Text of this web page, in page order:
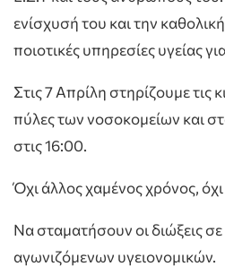
ενίσχυσή του και την
ποιοτικές υπηρεσίες υγείας
Στις 7 Απρίλη στηρίζουμε τις
πύλες των νοσοκομείων και
στις 16:00.
Όχι άλλος χαμένος χρόνος,
Να σταματήσουν οι διώξεις
αγωνιζόμενων υγειονομικών.